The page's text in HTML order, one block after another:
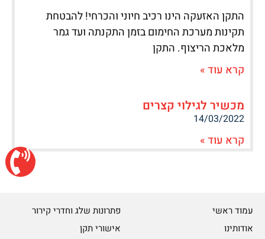
התקן האזעקה הינו רכיב חיוני והכרחי! להבטחת
תקינות מערכת החימום בזמן התקנתה ועד גמר
מלאכת הריצוף. התקן
קרא עוד »
מכשיר לגילוי קצרים
14/03/2022
קרא עוד »
עמוד ראשי
אודותינו
פתרונות שלג וחדרי קירור
אישורי תקן